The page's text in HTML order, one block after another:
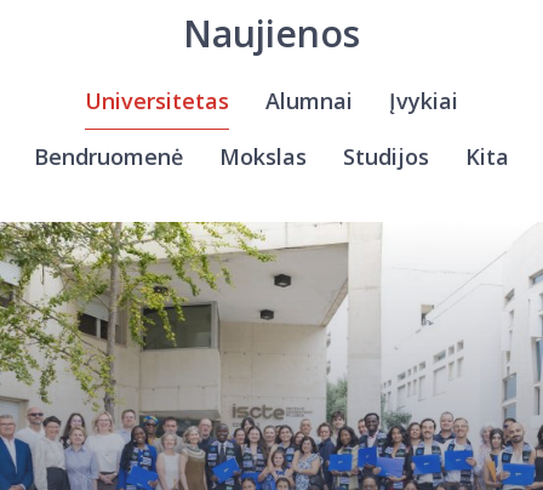
Naujienos
Universitetas Alumnai
Įvykiai
Bendruomenė
Mokslas Studijos Kita